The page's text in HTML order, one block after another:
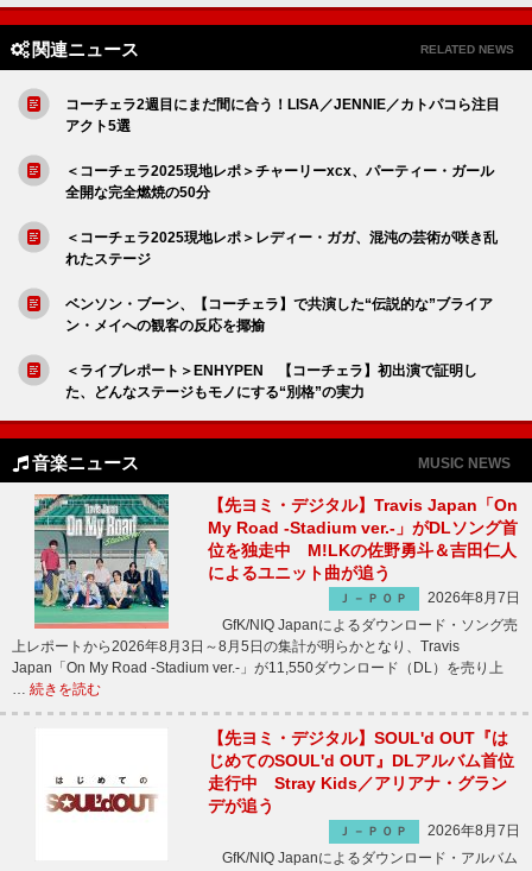
関連ニュース RELATED NEWS
コーチェラ2週目にまだ間に合う！LISA／JENNIE／カトパコら注目
アクト5選
＜コーチェラ2025現地レポ＞チャーリーxcx、パーティー・ガール
全開な完全燃焼の50分
＜コーチェラ2025現地レポ＞レディー・ガガ、混沌の芸術が咲き乱
れたステージ
ベンソン・ブーン、【コーチェラ】で共演した“伝説的な”ブライア
ン・メイへの観客の反応を揶揄
＜ライブレポート＞ENHYPEN 【コーチェラ】初出演で証明し
た、どんなステージもモノにする“別格”の実力
音楽ニュース MUSIC NEWS
【先ヨミ・デジタル】Travis Japan「On
My Road -Stadium ver.-」がDLソング首
位を独走中 M!LKの佐野勇斗＆吉田仁人
によるユニット曲が追う
Ｊ－ＰＯＰ
2026年8月7日
GfK/NIQ Japanによるダウンロード・ソング売
上レポートから2026年8月3日～8月5日の集計が明らかとなり、Travis
Japan「On My Road -Stadium ver.-」が11,550ダウンロード（DL）を売り上
… 続きを読む
【先ヨミ・デジタル】SOUL'd OUT『は
じめてのSOUL'd OUT』DLアルバム首位
走行中 Stray Kids／アリアナ・グラン
デが追う
Ｊ－ＰＯＰ
2026年8月7日
GfK/NIQ Japanによるダウンロード・アルバム